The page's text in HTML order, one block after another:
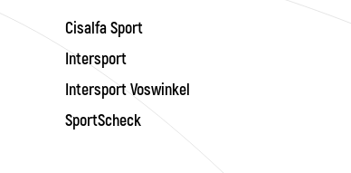
Cisalfa Sport
Intersport
Intersport Voswinkel
SportScheck